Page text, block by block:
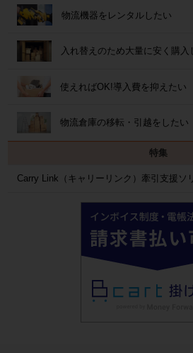
物流機器をレンタルしたい
入れ替えのため大量に安く購入
使えればOK!導入費を抑えたい
物流倉庫の移転・引越をしたい
特集
Carry Link（キャリーリンク）牽引支援ソ